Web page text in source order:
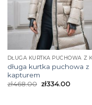
długa kurtka puchowa z
kapturem
zł468.00 zł334.00